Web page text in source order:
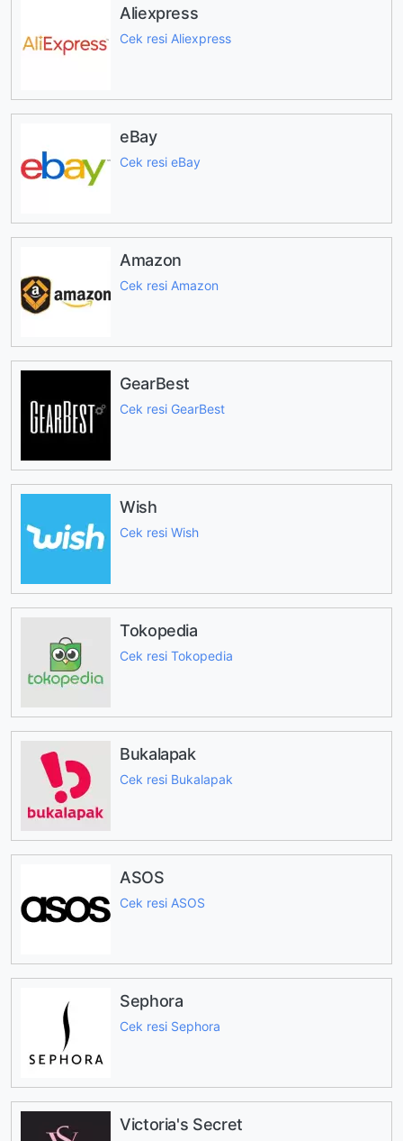
Aliexpress
Cek resi Aliexpress
eBay
Cek resi eBay
Amazon
Cek resi Amazon
GearBest
Cek resi GearBest
Wish
Cek resi Wish
Tokopedia
Cek resi Tokopedia
Bukalapak
Cek resi Bukalapak
ASOS
Cek resi ASOS
Sephora
Cek resi Sephora
Victoria's Secret